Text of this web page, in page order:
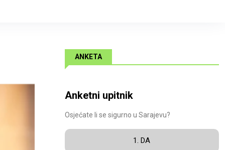
ANKETA
Anketni upitnik
Osjećate li se sigurno u Sarajevu?
1. DA